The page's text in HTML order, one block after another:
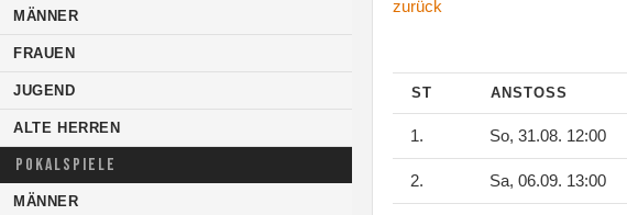
MÄNNER
FRAUEN
JUGEND
ALTE HERREN
POKALSPIELE
MÄNNER
zurück
ST ANSTOSS
1. So, 31.08. 12:00
2. Sa, 06.09. 13:00